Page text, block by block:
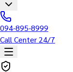
094-895-8999
Call Center 24/7